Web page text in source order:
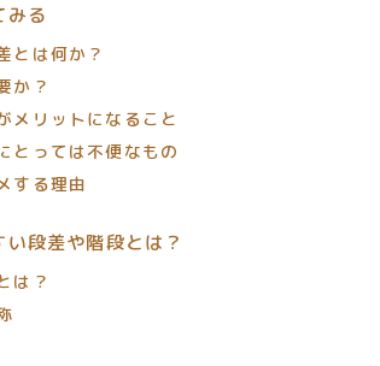
みる
とは何か？
か？
メリットになること
とっては不便なもの
する理由
段差や階段とは？
は？